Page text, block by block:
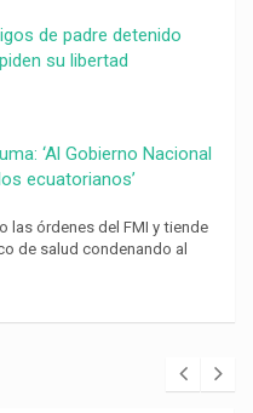
de padre detenido
su libertad
‘Al Gobierno Nacional
ecuatorianos’
las órdenes del FMI y tiende
de salud condenando al